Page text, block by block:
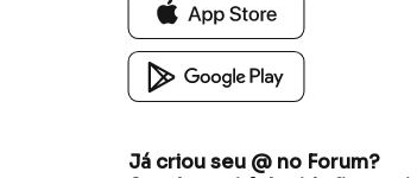
Já criou seu @ no Forum?